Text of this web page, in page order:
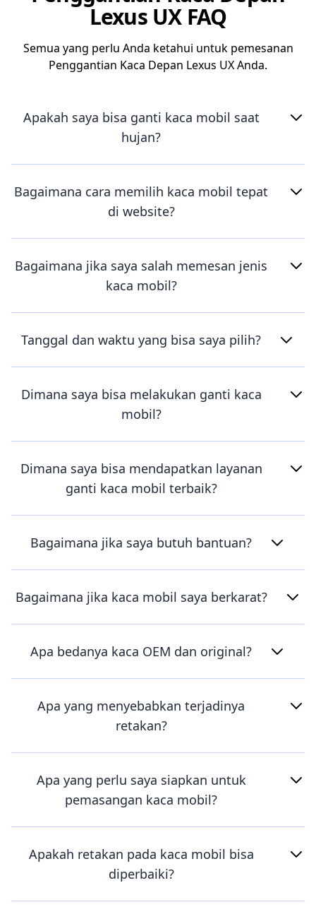
Lexus UX FAQ
Semua yang perlu Anda ketahui untuk pemesanan
Penggantian Kaca Depan Lexus UX Anda.
Apakah saya bisa ganti kaca mobil saat
hujan?
Bagaimana cara memilih kaca mobil tepat
di website?
Bagaimana jika saya salah memesan jenis
kaca mobil?
Tanggal dan waktu yang bisa saya pilih?
Dimana saya bisa melakukan ganti kaca
mobil?
Dimana saya bisa mendapatkan layanan
ganti kaca mobil terbaik?
Bagaimana jika saya butuh bantuan?
Bagaimana jika kaca mobil saya berkarat?
Apa bedanya kaca OEM dan original?
Apa yang menyebabkan terjadinya
retakan?
Apa yang perlu saya siapkan untuk
pemasangan kaca mobil?
Apakah retakan pada kaca mobil bisa
diperbaiki?